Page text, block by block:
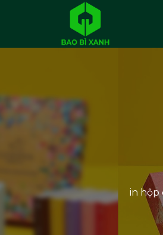
in hộp